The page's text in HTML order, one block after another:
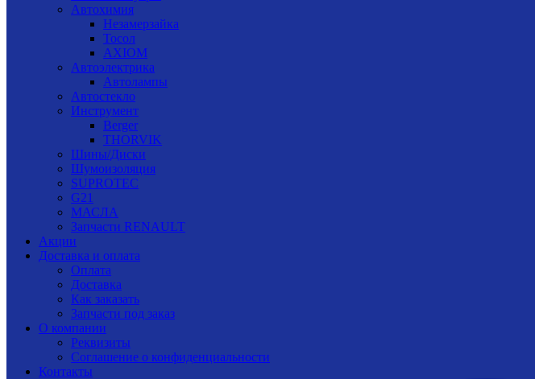
Автохимия
Незамерзайка
Тосол
AXIOM
Автоэлектрика
Автолампы
Автостекло
Инструмент
Berger
THORVIK
Шины/Диски
Шумоизоляция
SUPROTEC
G21
МАСЛА
Запчасти RENAULT
Акции
Доставка и оплата
Оплата
Доставка
Как заказать
Запчасти под заказ
О компании
Реквизиты
Соглашение о конфиденциальности
Контакты